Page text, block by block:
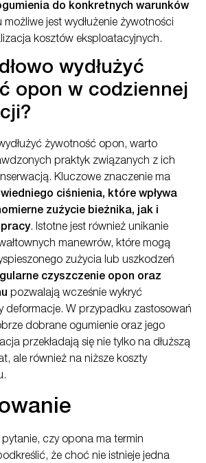
do konkretnych warunków
możliwe jest wydłużenie żywotności
kosztów eksploatacyjnych.
wydłużyć
opon w codziennej
żywotność opon, warto
praktyk związanych z ich
Kluczowe znaczenie ma
ciśnienia, które wpływa
zużycie bieżnika, jak i
. Istotne jest również unikanie
manewrów, które mogą
zużycia lub uszkodzeń
czyszczenie opon oraz
pozwalają wcześnie wykryć
deformacje. W przypadku zastosowań
dobrane ogumienie oraz jego
przekładają się nie tylko na dłuższą
ale również na niższe koszty
czy opona ma termin
że choć nie istnieje jedna